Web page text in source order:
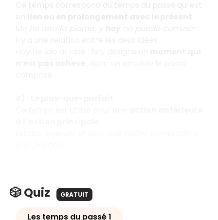
🎲 Quiz GRATUIT
Les temps du passé 1